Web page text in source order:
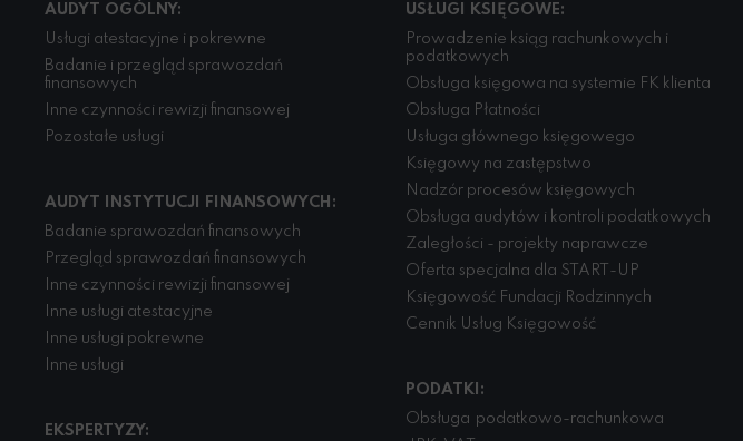
AUDYT OGÓLNY:
Usługi atestacyjne i pokrewne
Badanie i przegląd sprawozdań
finansowych
Inne czynności rewizji finansowej
Pozostałe usługi
AUDYT INSTYTUCJI FINANSOWYCH:
Badanie sprawozdań finansowych
Przegląd sprawozdań finansowych
Inne czynności rewizji finansowej
Inne usługi atestacyjne
Inne usługi pokrewne
Inne usługi
EKSPERTYZY:
USŁUGI KSIĘGOWE:
Prowadzenie ksiąg rachunkowych i
podatkowych
Obsługa księgowa na systemie FK klienta
Obsługa Płatności
Usługa głównego księgowego
Księgowy na zastępstwo
Nadzór procesów księgowych
Obsługa audytów i kontroli podatkowych
Zaległości - projekty naprawcze
Oferta specjalna dla START-UP
Księgowość Fundacji Rodzinnych
Cennik Usług Księgowość
PODATKI:
Obsługa podatkowo-rachunkowa